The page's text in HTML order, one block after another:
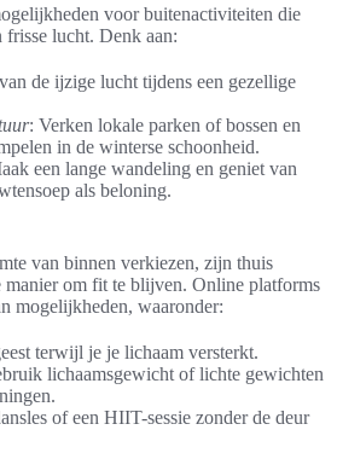
voor buitenactiviteiten die
lucht. Denk aan:
de ijzige lucht tijdens een gezellige
: Verken lokale parken of bossen en
in de winterse schoonheid.
een lange wandeling en geniet van
als beloning.
van binnen verkiezen, zijn thuis
manier om fit te blijven. Online platforms
mogelijkheden, waaronder:
terwijl je je lichaam versterkt.
lichaamsgewicht of lichte gewichten
of een HIIT-sessie zonder de deur